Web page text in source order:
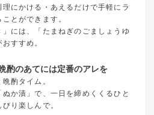
にかける・あえるだけで手軽にラ
とができます。
」には、「たまねぎのごましょうゆ
すすめ。
酌のあてには定番のアレを
酌タイム。
か漬」で、一日を締めくくるひと
り楽しんで。